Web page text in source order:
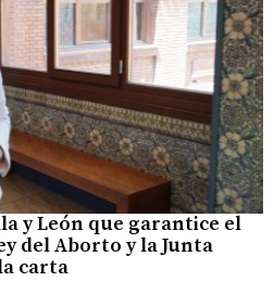
y León que garantice el
del Aborto y la Junta
carta